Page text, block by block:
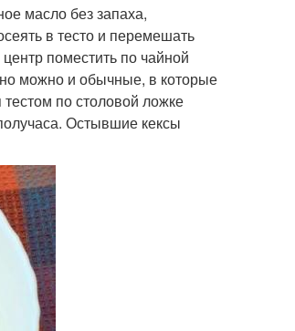
масло без запаха,
в тесто и перемешать
поместить по чайной
можно и обычные, в которые
по столовой ложке
Остывшие кексы